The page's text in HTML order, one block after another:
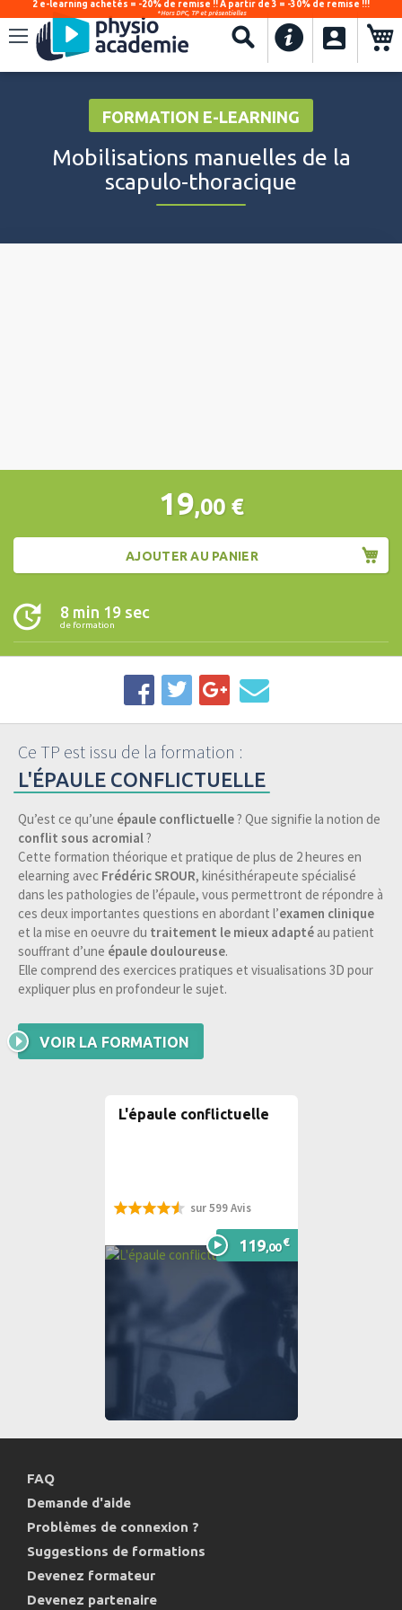
Recherche
2 e-learning achetés = -20% de remise !! À partir de 3 = -30% de remise !!!
*Hors DPC, TP et présentielles
.
FORMATION E-LEARNING
Mobilisations manuelles de la
scapulo-thoracique
8 min 19 sec
de formation
19,00 €
AJOUTER AU PANIER
Ce TP est issu de la formation :
L'ÉPAULE CONFLICTUELLE
Qu’est ce qu’une épaule conflictuelle? Que signifie la notion de
conflit sous acromial?
Cette formation théorique et pratique de plus de 2 heures en
elearning avec Frédéric SROUR, kinésithérapeute spécialisé
dans les pathologies de l’épaule, vous permettront de répondre à
ces deux importantes questions en abordant l’examen clinique
et la mise en oeuvre du traitement le mieux adapté au patient
souffrant d’une épaule douloureuse.
Elle comprend des exercices pratiques et visualisations 3D pour
expliquer plus en profondeur le sujet.
VOIR LA FORMATION
L'épaule conflictuelle
sur 599 Avis
119,00€
FAQ
Demande d'aide
Problèmes de connexion ?
Suggestions de formations
Devenez formateur
Devenez partenaire